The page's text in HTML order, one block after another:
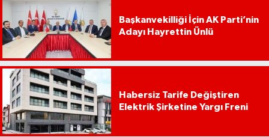
Başkanvekilliği İçin AK Parti’nin
Adayı Hayrettin Ünlü
Habersiz Tarife Değiştiren
Elektrik Şirketine Yargı Freni